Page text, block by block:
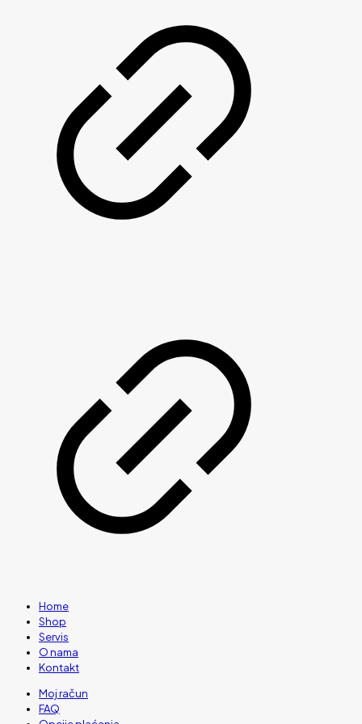
Home
Shop
Servis
O nama
Kontakt
Moj račun
FAQ